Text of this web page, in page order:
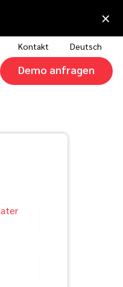
×
Kontakt Deutsch
Demo anfragen